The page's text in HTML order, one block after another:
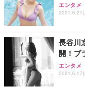
エンタメ
2021.6.21(
長谷川
開！ブ
エンタメ
2021.6.17(